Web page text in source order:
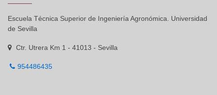
Escuela Técnica Superior de Ingeniería Agronómica. Universidad
de Sevilla
Ctr. Utrera Km 1 - 41013 - Sevilla
954486435